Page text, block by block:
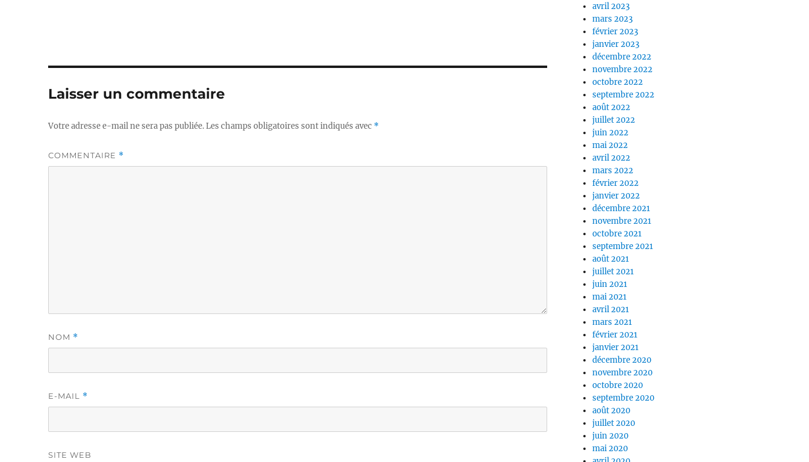
Laisser un commentaire
Votre adresse e-mail ne sera pas publiée.Les champs obligatoires sont indiqués avec *
COMMENTAIRE *
NOM *
E-MAIL *
SITE WEB
avril 2023
mars 2023
février 2023
janvier 2023
décembre 2022
novembre 2022
octobre 2022
septembre 2022
août 2022
juillet 2022
juin 2022
mai 2022
avril 2022
mars 2022
février 2022
janvier 2022
décembre 2021
novembre 2021
octobre 2021
septembre 2021
août 2021
juillet 2021
juin 2021
mai 2021
avril 2021
mars 2021
février 2021
janvier 2021
décembre 2020
novembre 2020
octobre 2020
septembre 2020
août 2020
juillet 2020
juin 2020
mai 2020